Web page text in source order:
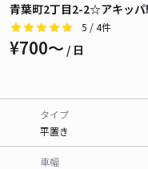
青葉町2丁目2-2☆アキッパ
5 / 4件
¥700〜 / 日
タイプ
平置き
車幅